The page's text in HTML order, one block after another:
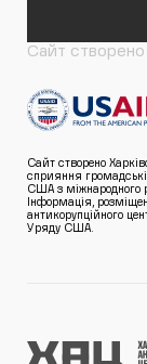
Сайт створено
Сайт створено
сприяння
США з міжнародного
Інформація,
антикорупційного
Уряду США.